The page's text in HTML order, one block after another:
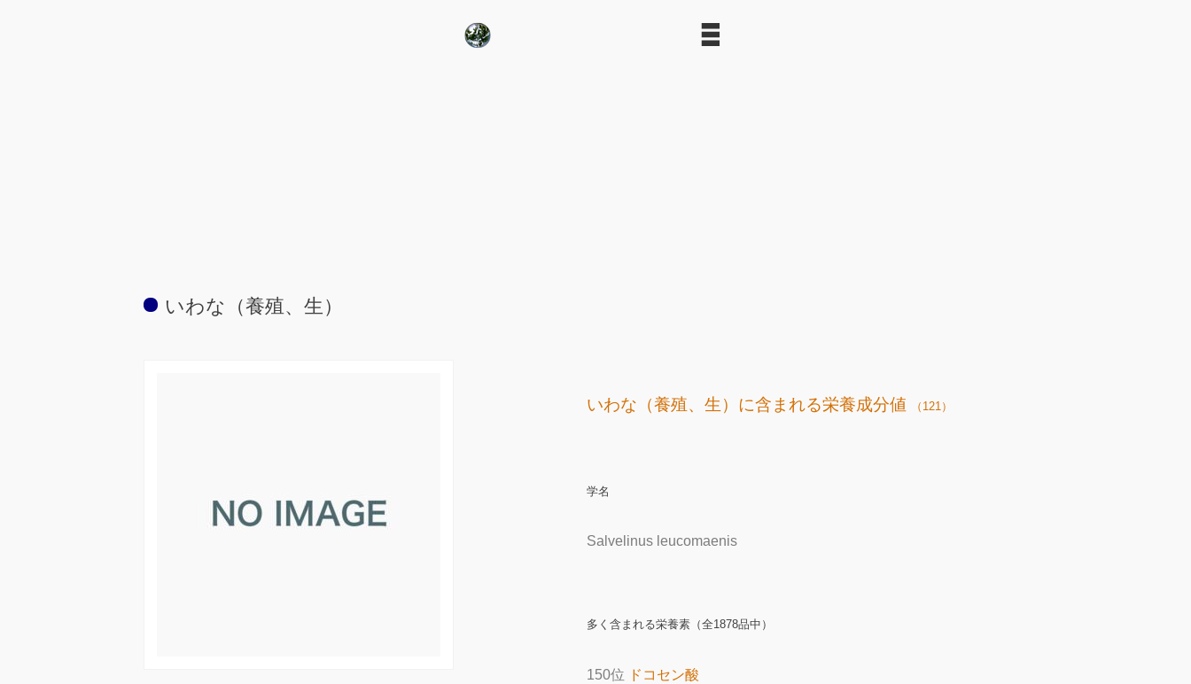
いわな（養殖、生）
いわな（養殖、生）に含まれる栄養成分値 （121）
学名
Salvelinus leucomaenis
多く含まれる栄養素（全1878品中）
150位 ドコセン酸